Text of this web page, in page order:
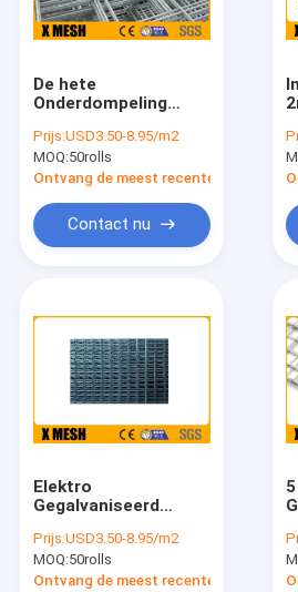
Kettingsverbinding Mesh
Veiligheidsmetaal het Schermen
Gelaste Staalgrating
Het Netwerk van de Gabiondraad
Het Netwerk van het
Het Netwerk van de bouwdraad
Gegalvaniseerd Gelast Netwerk
Geweven Draadnetwerk
De hete
Onderdompeling
Mesh Roll ASTM die
A740 25mm*25mm
opent
Prijs:USD3.50-8.95/m2
MOQ:50rolls
Ontvang de meest recente Prijs
Contact nu
Elektro
Gegalvaniseerd
ASTM A510 50mm X
50mm
Gegalvaniseerd
Prijs:USD3.50-8.95/m2
MOQ:50rolls
Ontvang de meest recente Prijs